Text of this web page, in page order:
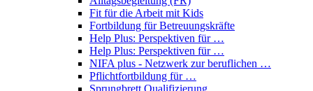
Fit für die Arbeit mit Kids
Fortbildung für Betreuungskräfte
Help Plus: Perspektiven für …
Help Plus: Perspektiven für …
NIFA plus - Netzwerk zur beruflichen …
Pflichtfortbildung für …
Sprungbrett Qualifizierung